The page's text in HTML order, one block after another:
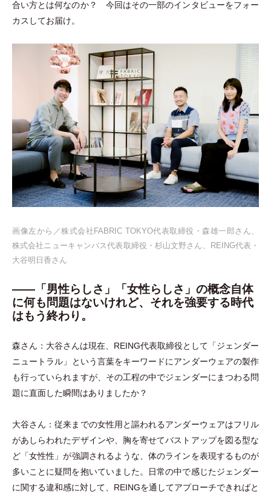
合い方とは何なのか？ 今回はその一部のインタビューをフォー
カスしてお届け。
画像左から／株式会社FABRIC TOKYO代表取締役 ・ 森雄一郎さん、
株式会社ニューキャンバス代表取締役 ・ 杉山文野さん、REING代表 ・
大谷明日香さん
――「男性らしさ」「女性らしさ」の概念自体
に何も問題はないけれど、それを強要する時代
はもう終わり。
森さん：大谷さんは現在、REING代表取締役として 「ジェンダー
ニュートラル 」
という言葉をキーワードにアンダーウェアの製作
も行っていられますが、その工程の中でジェンダーにまつわる問
題に直面した瞬間はありましたか？
大谷さん：従来までの女性用と謳われるアンダーウェアはフリル
があしらわれたデザインや、胸を寄せてバストアップを図る型な
ど 「女性性 」が強調されるような、体のラインを表現するものが
多いことに疑問を抱いていました。日常の中で感じたジェンダー
に関する違和感に対して、REINGを通してアプローチできればと